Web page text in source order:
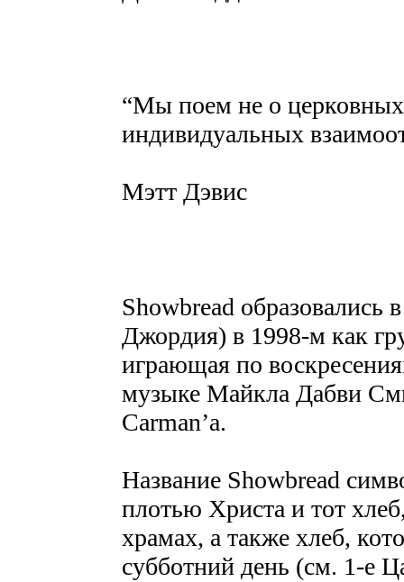
“Мы поем не о
индивидуальных
Мэтт Дэвис
Showbread образовались
Джордия) в 1998-м как
играющая по
музыке Майкла Дабви
Carman’а.
Название Showbread
плотью Христа и тот
храмах, а также хлеб,
субботний день (см. 1-е